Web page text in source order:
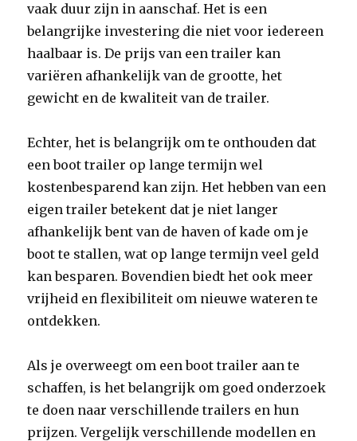
vaak duur zijn in aanschaf. Het is een
belangrijke investering die niet voor iedereen
haalbaar is. De prijs van een trailer kan
variëren afhankelijk van de grootte, het
gewicht en de kwaliteit van de trailer.
Echter, het is belangrijk om te onthouden dat
een boot trailer op lange termijn wel
kostenbesparend kan zijn. Het hebben van een
eigen trailer betekent dat je niet langer
afhankelijk bent van de haven of kade om je
boot te stallen, wat op lange termijn veel geld
kan besparen. Bovendien biedt het ook meer
vrijheid en flexibiliteit om nieuwe wateren te
ontdekken.
Als je overweegt om een boot trailer aan te
schaffen, is het belangrijk om goed onderzoek
te doen naar verschillende trailers en hun
prijzen. Vergelijk verschillende modellen en